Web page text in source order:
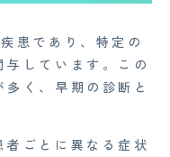
患であり、特定の
しています。この
く、早期の診断と
ごとに異なる症状